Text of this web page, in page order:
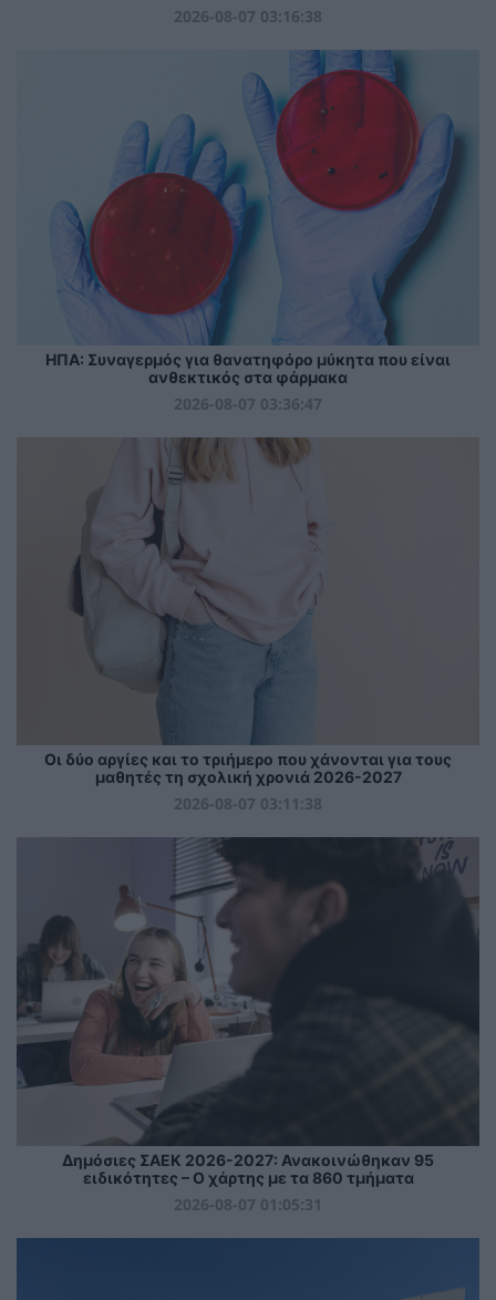
2026-08-07 03:16:38
ΗΠΑ: Συναγερμός για θανατηφόρο μύκητα που είναι
ανθεκτικός στα φάρμακα
2026-08-07 03:36:47
Οι δύο αργίες και το τριήμερο που χάνονται για τους
μαθητές τη σχολική χρονιά 2026-2027
2026-08-07 03:11:38
Δημόσιες ΣΑΕΚ 2026-2027: Ανακοινώθηκαν 95
ειδικότητες – Ο χάρτης με τα 860 τμήματα
2026-08-07 01:05:31